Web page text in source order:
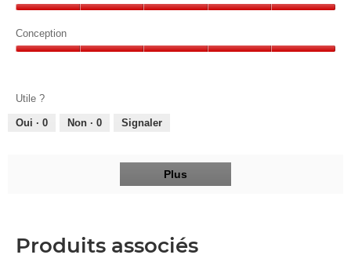
sur
qualité-
prix,
5
Conception
5
Utile ?
Oui · 0 Non · 0 Signaler
Plus
Produits associés